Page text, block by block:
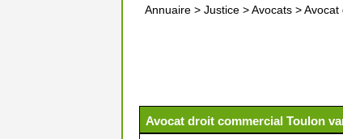
Annuaire > Justice >Avocats >Avocat
Avocat droit commercial Toulon